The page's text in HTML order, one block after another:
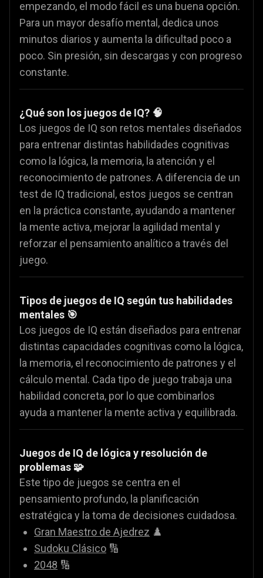
empezando, el modo fácil es una buena opción.
Para un mayor desafío mental, dedica unos
minutos diarios y aumenta la dificultad poco a
poco. Sin presión, sin descargas y con progreso
constante.
¿Qué son los juegos de IQ? 🧠
Los juegos de IQ son retos mentales diseñados
para entrenar distintas habilidades cognitivas
como la lógica, la memoria, la atención y el
reconocimiento de patrones. A diferencia de un
test de IQ tradicional, estos juegos se centran
en la práctica constante, ayudando a mantener
la mente activa, mejorar la agilidad mental y
reforzar el pensamiento analítico a través del
juego.
Tipos de juegos de IQ según tus habilidades
mentales 🎯
Los juegos de IQ están diseñados para entrenar
distintas capacidades cognitivas como la lógica,
la memoria, el reconocimiento de patrones y el
cálculo mental. Cada tipo de juego trabaja una
habilidad concreta, por lo que combinarlos
ayuda a mantener la mente activa y equilibrada.
Juegos de IQ de lógica y resolución de
problemas 🧩
Este tipo de juegos se centra en el
pensamiento profundo, la planificación
estratégica y la toma de decisiones cuidadosa.
Gran Maestro de Ajedrez ♟️
Sudoku Clásico 🔢
2048 🔢